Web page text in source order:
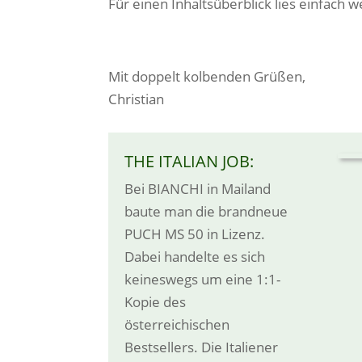
Mit doppelt kolbenden Grüßen,
Christian
THE ITALIAN JOB:
Bei BIANCHI in Mailand
baute man die brandneue
PUCH MS 50 in Lizenz.
Dabei handelte es sich
keineswegs um eine 1:1-
Kopie des
österreichischen
Bestsellers. Die Italiener